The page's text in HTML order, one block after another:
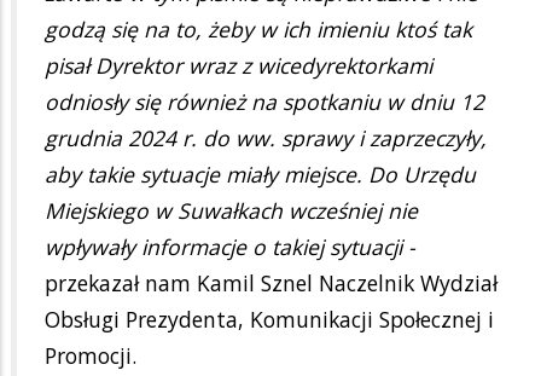
godzą się na to, żeby w ich imieniu ktoś tak
pisał Dyrektor wraz z wicedyrektorkami
odniosły się również na spotkaniu w dniu 12
grudnia 2024 r. do ww. sprawy i zaprzeczyły,
aby takie sytuacje miały miejsce. Do Urzędu
Miejskiego w Suwałkach wcześniej nie
wpływały informacje o takiej sytuacji -
przekazał nam Kamil Sznel Naczelnik Wydział
Obsługi Prezydenta, Komunikacji Społecznej i
Promocji.